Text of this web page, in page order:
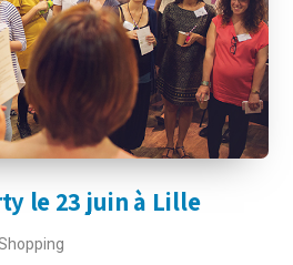
le 23 juin à Lille